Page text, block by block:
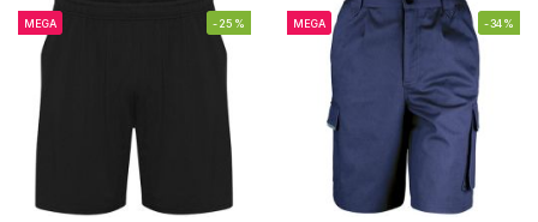
MEGA -25% MEGA -34%